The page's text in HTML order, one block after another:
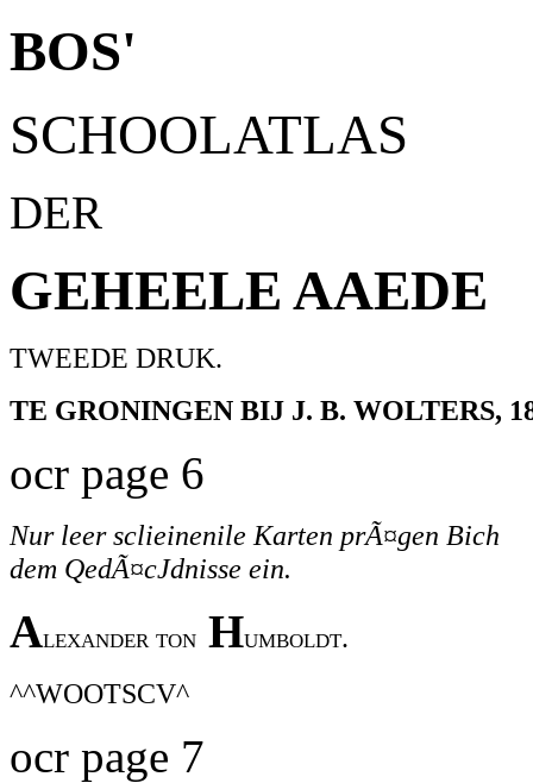
BOS'
SCHOOLATLAS
DER
GEHEELE AAEDE
TWEEDE DRUK.
TE GRONINGEN BIJ J. B. WOLTERS,
ocr page 6
Nur leer sclieinenile Karten prÃ¤gen Bich
dem QedÃ¤cJdnisse ein.
Alexander ton Humboldt.
^^WOOTSCV^
ocr page 7